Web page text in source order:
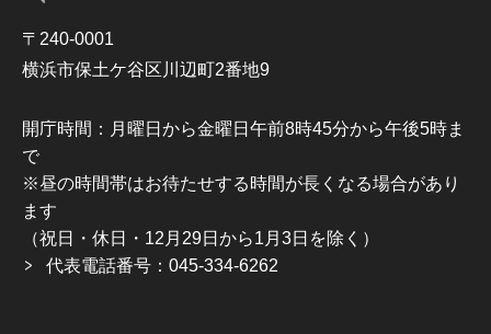
〒240-0001
横浜市保土ケ谷区川辺町2番地9
開庁時間：月曜日から金曜日午前8時45分から午後5時ま
で
※昼の時間帯はお待たせする時間が長くなる場合があり
ます
（祝日・休日・12月29日から1月3日を除く）
代表電話番号：045-334-6262